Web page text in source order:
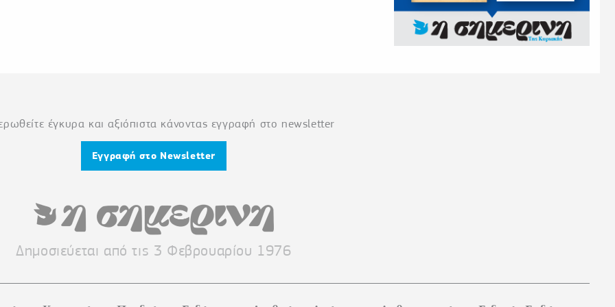
έγκυρα και αξιόπιστα κάνοντας εγγραφή στο newsletter
Εγγραφή στο Newsletter
Δημοσιεύεται από τις 3 Φεβρουαρίου 1976